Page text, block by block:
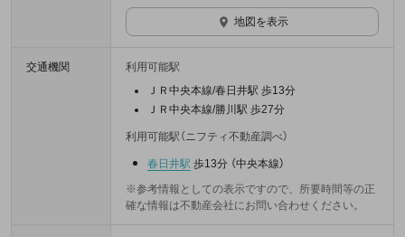
地図を表示
交通機関
利用可能駅
ＪＲ中央本線/春日井駅 歩13分
ＪＲ中央本線/勝川駅 歩27分
利用可能駅（ニフティ不動産調べ）
春日井駅 歩13分 （中央本線）
※参考情報としての表示ですので、所要時間等の正
確な情報は不動産会社にお問い合わせください。